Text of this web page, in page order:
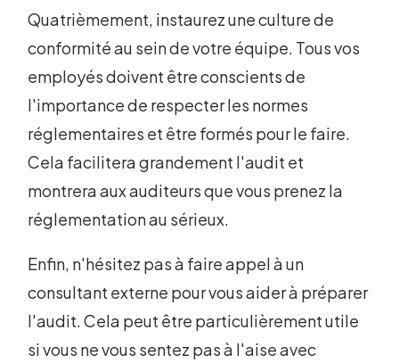
Quatrièmement, instaurez une culture de
conformité au sein de votre équipe. Tous vos
employés doivent être conscients de
l'importance de respecter les normes
réglementaires et être formés pour le faire.
Cela facilitera grandement l'audit et
montrera aux auditeurs que vous prenez la
réglementation au sérieux.
Enfin, n'hésitez pas à faire appel à un
consultant externe pour vous aider à préparer
l'audit. Cela peut être particulièrement utile
si vous ne vous sentez pas à l'aise avec